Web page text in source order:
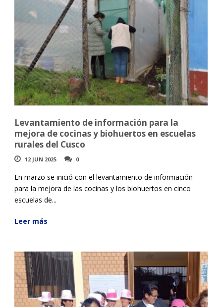
Levantamiento de información para la
mejora de cocinas y biohuertos en escuelas
rurales del Cusco
12 JUN 2025 0
En marzo se inició con el levantamiento de información
para la mejora de las cocinas y los biohuertos en cinco
escuelas de...
Leer más